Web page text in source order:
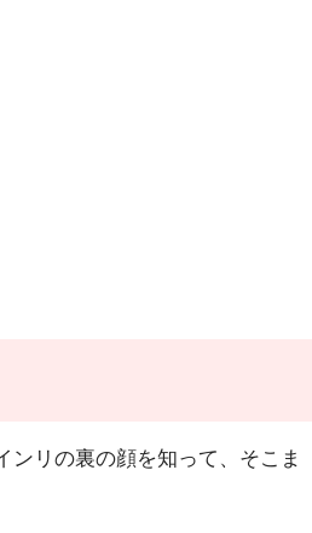
リの裏の顔を知って、そこま